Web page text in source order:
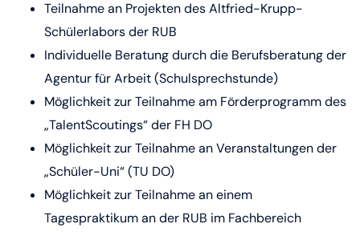
Teilnahme an Projekten des Altfried-Krupp-
Schülerlabors der RUB
Individuelle Beratung durch die Berufsberatung der
Agentur für Arbeit (Schulsprechstunde)
Möglichkeit zur Teilnahme am Förderprogramm des
„TalentScoutings“ der FH DO
Möglichkeit zur Teilnahme an Veranstaltungen der
„Schüler-Uni“ (TU DO)
Möglichkeit zur Teilnahme an einem
Tagespraktikum an der RUB im Fachbereich